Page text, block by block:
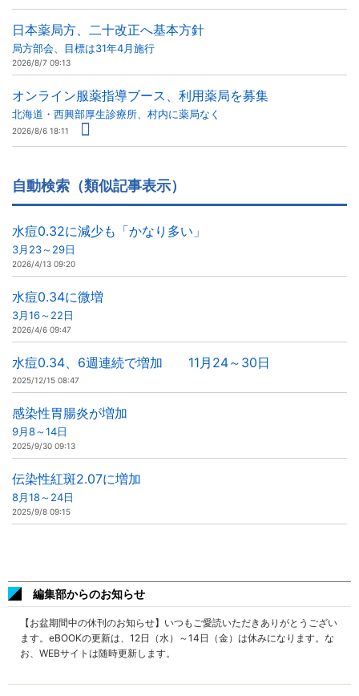
日本薬局方、二十改正へ基本方針
局方部会、目標は31年4月施行
2026/8/7 09:13
オンライン服薬指導ブース、利用薬局を募集
北海道・西興部厚生診療所、村内に薬局なく
2026/8/6 18:11
自動検索（類似記事表示）
水痘0.32に減少も「かなり多い」
3月23～29日
2026/4/13 09:20
水痘0.34に微増
3月16～22日
2026/4/6 09:47
水痘0.34、6週連続で増加 11月24～30日
2025/12/15 08:47
感染性胃腸炎が増加
9月8～14日
2025/9/30 09:13
伝染性紅斑2.07に増加
8月18～24日
2025/9/8 09:15
編集部からのお知らせ
【お盆期間中の休刊のお知らせ】いつもご愛読いただきありがとうござい
ます。eBOOKの更新は、12日（水）～14日（金）は休みになります。な
お、WEBサイトは随時更新します。